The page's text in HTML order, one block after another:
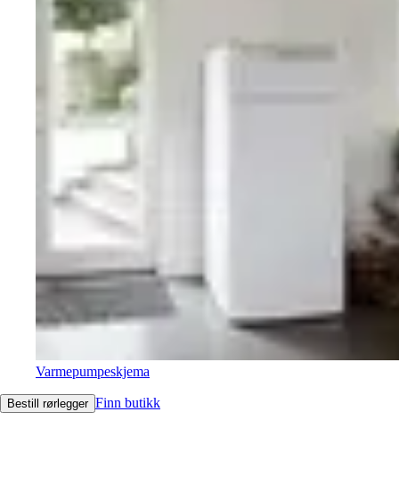
Varmepumpeskjema
Bestill rørlegger Finn butikk